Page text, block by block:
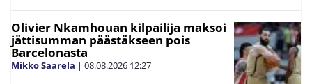
Olivier Nkamhouan kilpailija maksoi
jättisumman päästäkseen pois
Barcelonasta
Mikko Saarela | 08.08.2026 12:27